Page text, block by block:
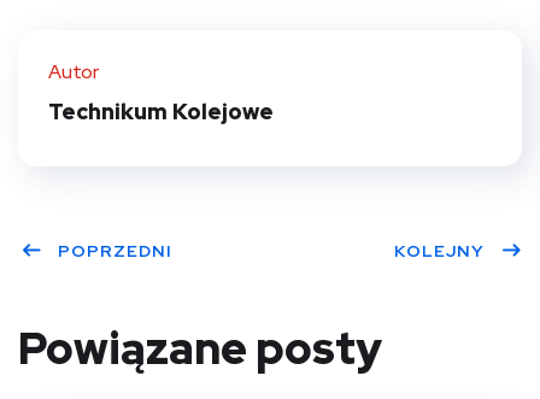
t
Autor
Technikum Kolejowe
POPRZEDNI KOLEJNY
Powiązane posty